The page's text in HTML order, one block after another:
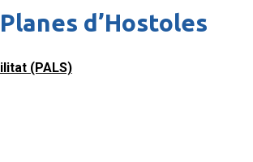
d’Hostoles
(PALS)